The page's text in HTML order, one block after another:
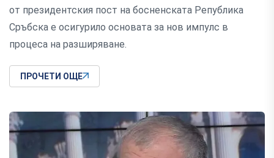
от президентския пост на босненската Република
Сръбска е осигурило основата за нов импулс в
процеса на разширяване.
ПРОЧЕТИ ОЩЕ